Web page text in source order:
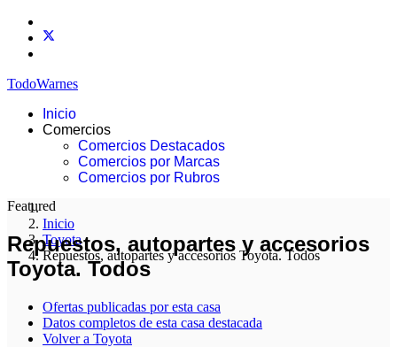
TodoWarnes
Inicio
Comercios
Comercios Destacados
Comercios por Marcas
Comercios por Rubros
Inicio
Toyota
Repuestos, autopartes y accesorios Toyota. Todos
Featured
Repuestos, autopartes y accesorios
Toyota. Todos
Ofertas publicadas por esta casa
Datos completos de esta casa destacada
Volver a Toyota